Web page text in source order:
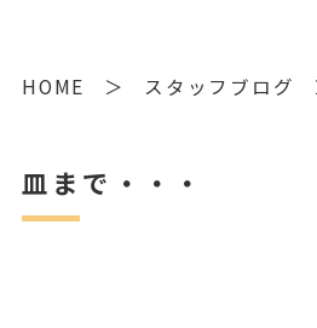
HOME スタッフブログ
皿まで・・・